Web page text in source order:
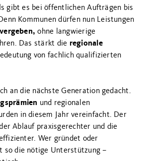
gibt es bei öffentlichen Aufträgen bis
Kommunen dürfen nun Leistungen
ohne langwierige
Das stärkt die regionale
von fachlich qualifizierten
an die nächste Generation gedacht.
und regionalen
in diesem Jahr vereinfacht. Der
Ablauf praxisgerechter und die
Wer gründet oder
so die nötige Unterstützung –